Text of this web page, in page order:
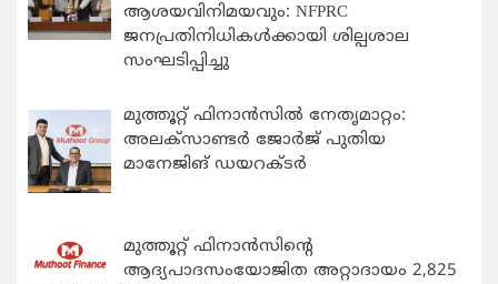
ആശയവിനിമയവും: NFPRC
ജനപ്രതിനിധികൾക്കായി ശില്പശാല
സംഘടിപ്പിച്ചു
മുത്തൂറ്റ് ഫിനാൻസിൽ നേതൃമാറ്റം:
അലക്സാണ്ടർ ജോർജ് പുതിയ
മാനേജിങ് ഡയറക്ടർ
മുത്തൂറ്റ് ഫിനാൻസിന്റെ
ആദ്യപാദസംയോജിത അറ്റാദായം 2,825